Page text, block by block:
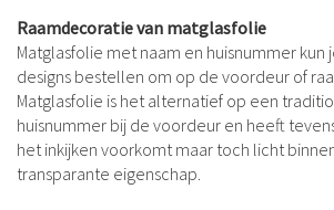
Raamdecoratie van matglasfolie
Matglasfolie met naam en huisnummer kun
designs bestellen om op de voordeur of
Matglasfolie is het alternatief op een
huisnummer bij de voordeur en heeft
het inkijken voorkomt maar toch licht
transparante eigenschap.